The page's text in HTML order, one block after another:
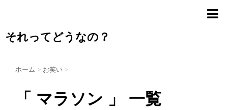
それってどうなの？
ホーム > お笑い >
「 マラソン 」 一覧